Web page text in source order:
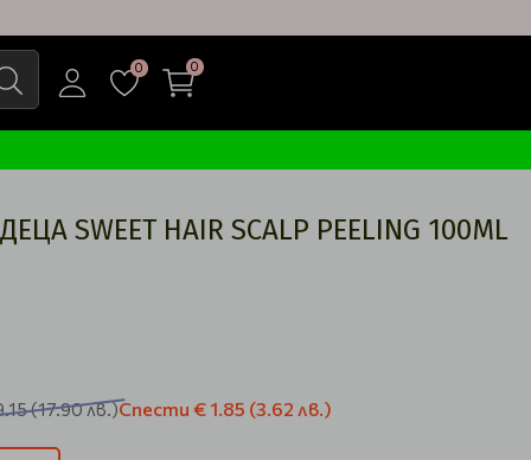
0 0
SWEET HAIR SCALP PEELING 100ML
(17.90 лв.)Спести € 1.85 (3.62 лв.)